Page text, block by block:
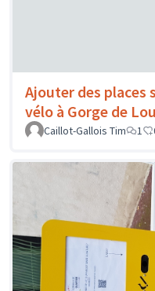
Ajouter des places
vélo à Gorge de
Caillot-Gallois Tim
1